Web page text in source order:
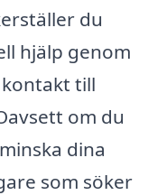
du
hjälp genom
till
om du
dina
som söker